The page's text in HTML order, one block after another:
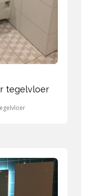
tegelvloer